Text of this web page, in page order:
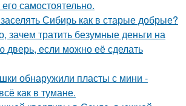
самостоятельно.
Сибирь как в старые добрые?
зачем тратить безумные деньги на
дверь, если можно её сделать
обнаружили пласты с мини -
как в тумане.